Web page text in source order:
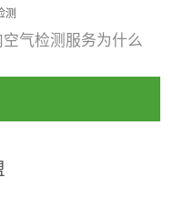
测
空气检测服务为什么
规定的标准检测方
空气采样量准确，检